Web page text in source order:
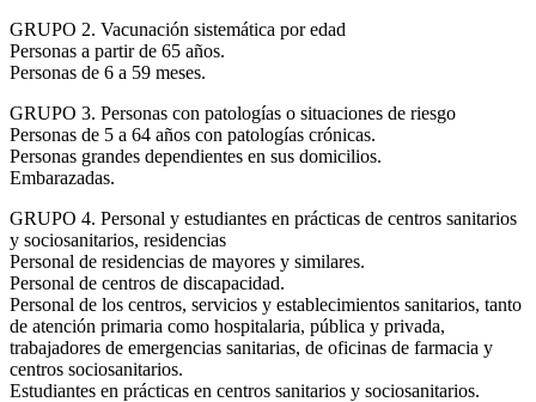
GRUPO 2. Vacunación sistemática por edad
Personas a partir de 65 años.
Personas de 6 a 59 meses.
GRUPO 3. Personas con patologías o situaciones de riesgo
Personas de 5 a 64 años con patologías crónicas.
Personas grandes dependientes en sus domicilios.
Embarazadas.
GRUPO 4. Personal y estudiantes en prácticas de centros sanitarios
y sociosanitarios, residencias
Personal de residencias de mayores y similares.
Personal de centros de discapacidad.
Personal de los centros, servicios y establecimientos sanitarios, tanto
de atención primaria como hospitalaria, pública y privada,
trabajadores de emergencias sanitarias, de oficinas de farmacia y
centros sociosanitarios.
Estudiantes en prácticas en centros sanitarios y sociosanitarios.